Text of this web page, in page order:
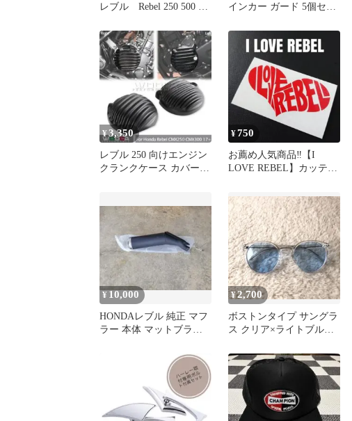
レブル Rebel 250 500 レ
インカー ガード 5個セッ
¥3,350
レブル 250 向けエンジン
クランクケース カバー
¥750
お薦め人気商品‼️【I
LOVE REBEL】カッティ
¥ 10,000
HONDAレブル 純正 マフ
ラー 本体 マットブラッ
¥2,700
ボストンタイプ サングラ
ス クリア×ライトブルー